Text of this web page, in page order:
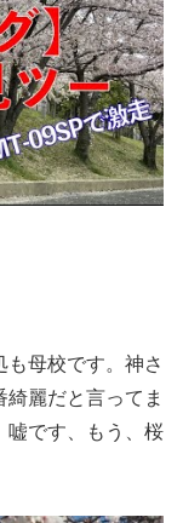
母校です。神さ
麗だと言ってま
嘘です、もう、桜